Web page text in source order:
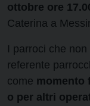
ottobre ore
Caterina a
I parroci che
referente
come momento
o per altri